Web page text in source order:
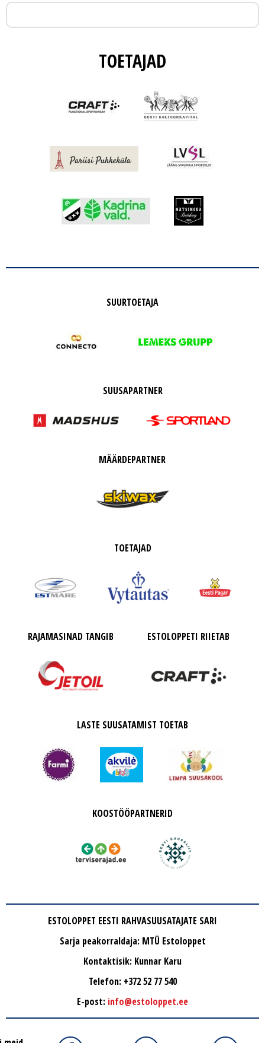
TOETAJAD
SUURTOETAJA
SUUSAPARTNER
MÄÄRDEPARTNER
TOETAJAD
RAJAMASINAD TANGIB ESTOLOPPETI RIIETAB
LASTE SUUSATAMIST TOETAB
KOOSTÖÖPARTNERID
ESTOLOPPET EESTI RAHVASUUSATAJATE SARI
Sarja peakorraldaja: MTÜ Estoloppet
Kontaktisik: Kunnar Karu
Telefon: +372 52 77 540
E-post: info@estoloppet.ee